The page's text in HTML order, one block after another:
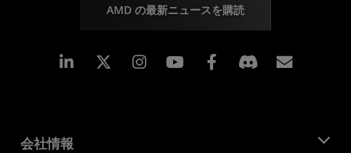
AMD の最新ニュースを購読
Linkedin Instagram Facebook
会社情報